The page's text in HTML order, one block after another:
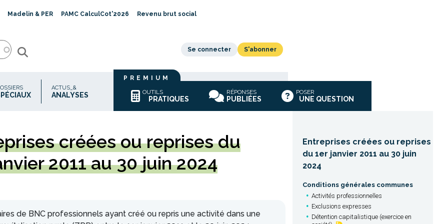
Madelin & PER PAMC CalculCot'2026
Revenu brut social
Se connecter S'abonner
ACTUS_&
ANALYSES
PREMIUM
OUTILS
PRATIQUES
RÉPONSES
PUBLIÉES
POSER
UNE QUESTION
créées ou reprises du
2011 au 30 juin 2024
de BNC professionnels ayant créé ou repris une activité dans une
Entreprises créées ou reprises
du 1er janvier 2011 au 30 juin
2024
Conditions générales communes
Activités professionnelles
Exclusions expresses
Détention capitalistique (exercice en